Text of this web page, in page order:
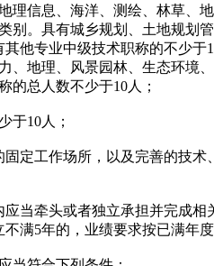
理信息、海洋、测绘、林草、
别。具有城乡规划、土地规划
其他专业中级技术职称的不少
、地理、风景园林、生态环境
的总人数不少于10人；
10人；
工作场所，以及完善的技术
牵头或者独立承担并完成相
不满5年的，业绩要求按已满年